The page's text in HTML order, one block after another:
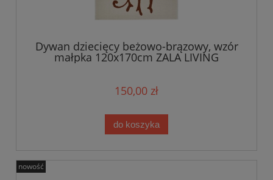
Dywan dziecięcy beżowo-brązowy, wzór
małpka 120x170cm ZALA LIVING
150,00 zł
do koszyka
nowość